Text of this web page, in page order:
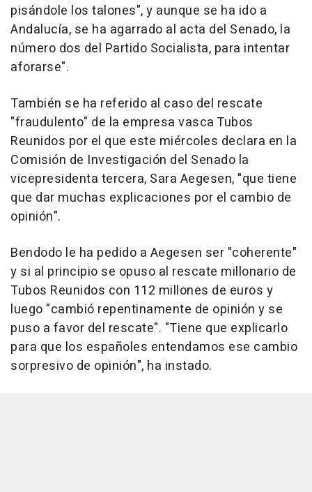
pisándole los talones", y aunque se ha ido a
Andalucía, se ha agarrado al acta del Senado, la
número dos del Partido Socialista, para intentar
aforarse".
También se ha referido al caso del rescate
"fraudulento" de la empresa vasca Tubos
Reunidos por el que este miércoles declara en la
Comisión de Investigación del Senado la
vicepresidenta tercera, Sara Aegesen, "que tiene
que dar muchas explicaciones por el cambio de
opinión".
Bendodo le ha pedido a Aegesen ser "coherente"
y si al principio se opuso al rescate millonario de
Tubos Reunidos con 112 millones de euros y
luego "cambió repentinamente de opinión y se
puso a favor del rescate". "Tiene que explicarlo
para que los españoles entendamos ese cambio
sorpresivo de opinión", ha instado.